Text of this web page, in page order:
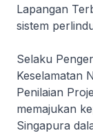
Lapangan
sistem
Selaku
Keselamatan
Penilaian
memajukan
Singapura